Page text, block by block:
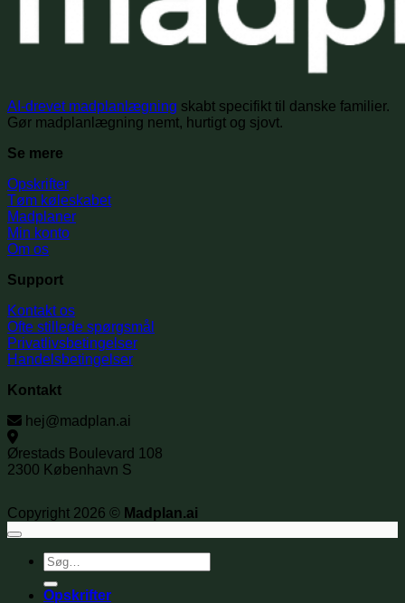
AI-drevet madplanlægning skabt specifikt til danske familier.
Gør madplanlægning nemt, hurtigt og sjovt.
Se mere
Opskrifter
Tøm køleskabet
Madplaner
Min konto
Om os
Support
Kontakt os
Ofte stillede spørgsmål
Privatlivsbetingelser
Handelsbetingelser
Kontakt
hej@madplan.ai
Ørestads Boulevard 108
2300 København S
Copyright 2026 © Madplan.ai
Søg
efter:
Opskrifter